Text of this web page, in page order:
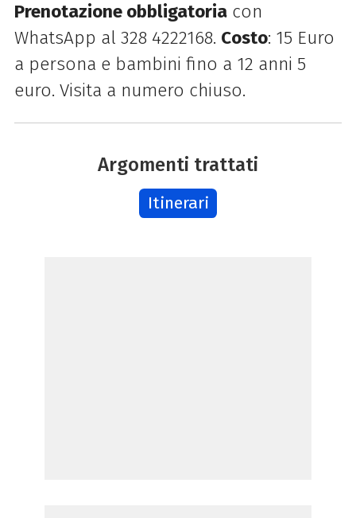
Prenotazione obbligatoriacon
WhatsApp al 328 4222168. Costo: 15 Euro
a persona e bambini fino a 12 anni 5
euro. Visita a numero chiuso.
Argomenti trattati
Itinerari